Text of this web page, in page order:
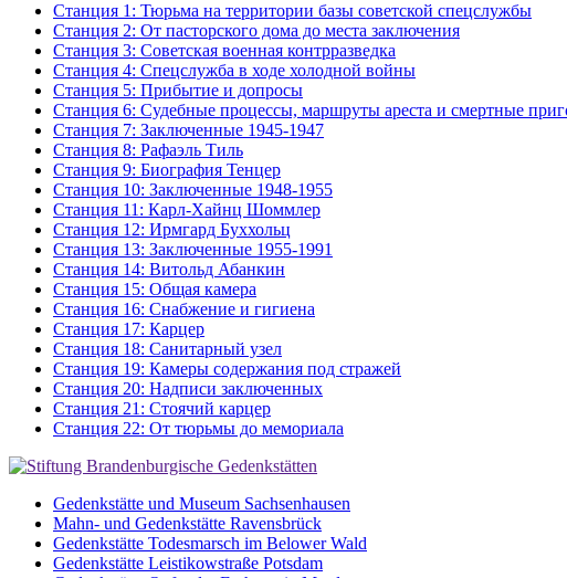
Станция 1: Тюрьма на территории базы советской спецслужбы
Станция 2: От пасторского дома до места заключения
Станция 3: Советская военная контрразведка
Станция 4: Спецслужба в ходе холодной войны
Станция 5: Прибытие и допросы
Станция 6: Судебные процессы, маршруты ареста и смертные
Станция 7: Заключенные 1945-1947
Станция 8: Рафаэль Тиль
Станция 9: Биография Тенцер
Станция 10: Заключенные 1948-1955
Станция 11: Карл-Хайнц Шоммлер
Станция 12: Ирмгард Буххольц
Станция 13: Заключенные 1955-1991
Станция 14: Витольд Абанкин
Станция 15: Общая камера
Станция 16: Снабжение и гигиена
Станция 17: Карцер
Станция 18: Санитарный узел
Станция 19: Камеры содержания под стражей
Станция 20: Надписи заключенных
Станция 21: Стоячий карцер
Станция 22: От тюрьмы до мемориала
Gedenkstätte und Museum Sachsenhausen
Mahn- und Gedenkstätte Ravensbrück
Gedenkstätte Todesmarsch im Belower Wald
Gedenkstätte Leistikowstraße Potsdam